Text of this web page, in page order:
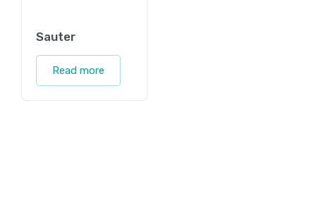
Sauter
Read more